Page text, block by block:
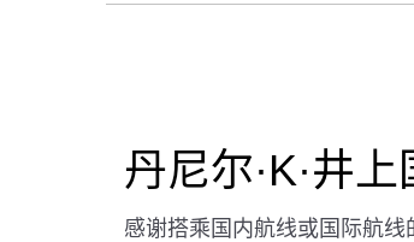
丹尼尔·K·井
感谢搭乘国内航线或国际航线